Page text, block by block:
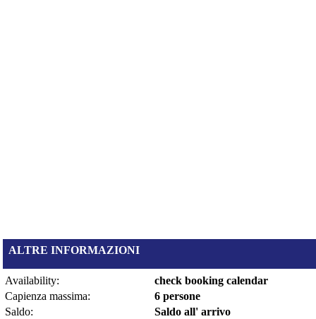
ALTRE INFORMAZIONI
Availability:
check booking calendar
Capienza massima:
6 persone
Saldo:
Saldo all' arrivo